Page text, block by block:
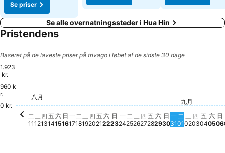
Se priser
Se alle overnatningssteder i Hua Hin
Pristendens
Baseret på de laveste priser på trivago i løbet af de sidste 30 dage
1.923
kr.
960 k
r.
0 kr.
星期二, 八月 11
1.511 kr.
八月
二
11
星期三, 八月 12
1.603 kr.
三
12
四
13
五
14
六
15
日
16
一
17
星期二, 八月 18
Ingen pris tilgængelig for denne dato
二
18
三
19
星期四, 八月 20
Ingen pris tilgængelig for denne
四
20
五
21
六
22
日
23
星期一, 八月 24
Ingen pris tilgængelig for
一
24
星期二, 八月 25
二
25
星期三, 八月 26
三
26
星期四, 八月 27
四
27
星期五, 八月 28
1.352 kr.
五
28
星期六, 八月 29
1.403 kr.
六
29
星期日, 八月 30
1.204 kr.
日
30
星期一, 八月
1.210 kr.
一
31
星期二, 九
1.141 kr.
九月
二
01
星期三,
1.285 kr.
三
02
四
03
星期
五
04
六
05
日
06